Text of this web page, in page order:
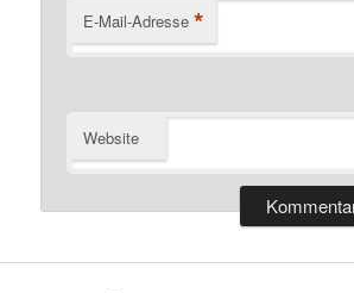
E-Mail-Adresse *
Website